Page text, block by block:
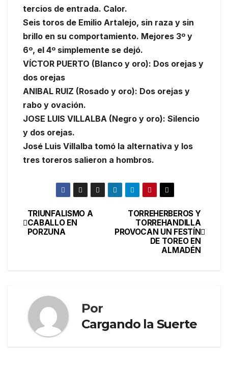
tercios de entrada. Calor.
Seis toros de Emilio Artalejo, sin raza y sin
brillo en su comportamiento. Mejores 3º y
6º, el 4º simplemente se dejó.
VÍCTOR PUERTO (Blanco y oro): Dos orejas y
dos orejas
ANIBAL RUIZ (Rosado y oro): Dos orejas y
rabo y ovación.
JOSE LUIS VILLALBA (Negro y oro): Silencio
y dos orejas.
José Luis Villalba tomó la alternativa y los
tres toreros salieron a hombros.
TORREHERBEROS Y
TORREHANDILLA
PROVOCAN UN FESTÍN
DE TOREO EN
ALMADÉN
TRIUNFALISMO A
CABALLO EN
PORZUNA
Por
Cargando la Suerte